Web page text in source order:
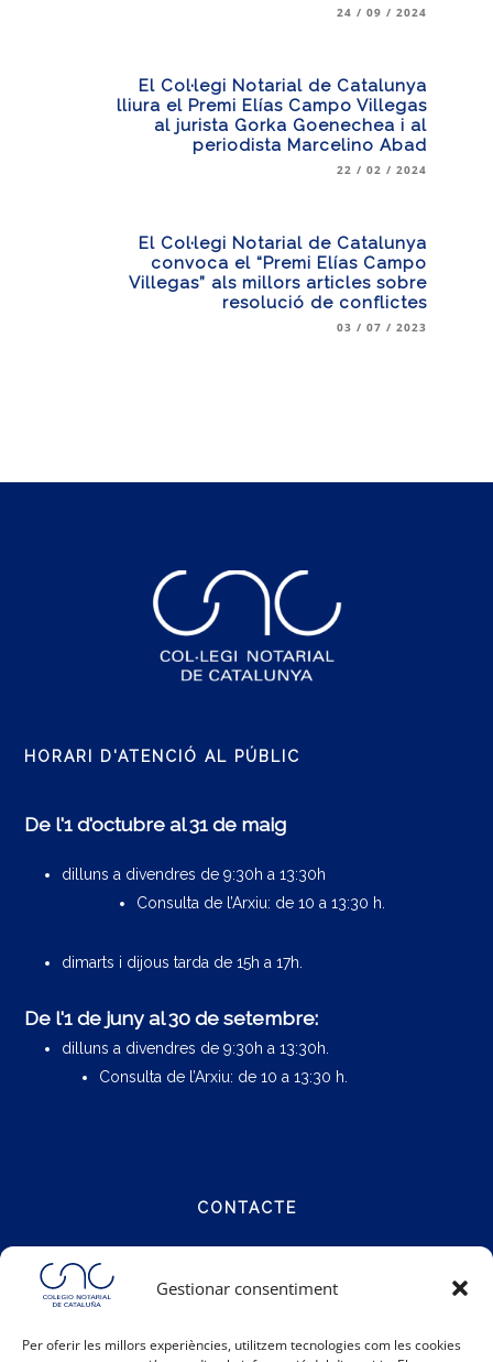
Gestionar consentiment
Per oferir les millors experiències, utilitzem tecnologies com les cookies
24 / 09 / 2024
El Col·legi Notarial de Catalunya
lliura el Premi Elías Campo Villegas
al jurista Gorka Goenechea i al
periodista Marcelino Abad
22 / 02 / 2024
El Col·legi Notarial de Catalunya
convoca el “Premi Elías Campo
Villegas” als millors articles sobre
resolució de conflictes
03 / 07 / 2023
HORARI D'ATENCIÓ AL PÚBLIC
De l'1 d'octubre al 31 de maig
dilluns a divendres de 9:30h a 13:30h
Consulta de l’Arxiu: de 10 a 13:30 h.
dimarts i dijous tarda de 15h a 17h.
De l'1 de juny al 30 de setembre:
dilluns a divendres de 9:30h a 13:30h.
Consulta de l’Arxiu: de 10 a 13:30 h.
CONTACTE